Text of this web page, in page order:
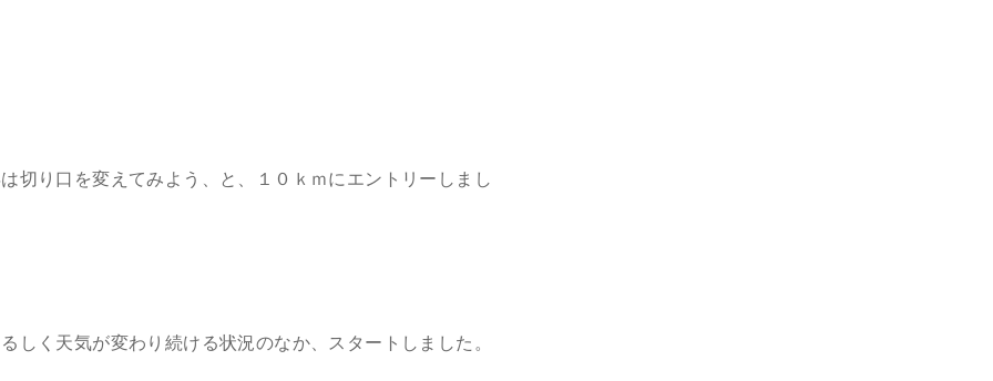
切り口を変えてみよう、と、１０ｋｍにエントリーしまし
く天気が変わり続ける状況のなか、スタートしました。